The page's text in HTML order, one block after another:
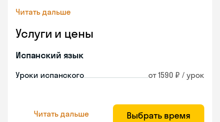
Читать дальше
Услуги и цены
Испанский язык
Уроки испанского от 1590 ₽ / урок
Читать дальше Выбрать время